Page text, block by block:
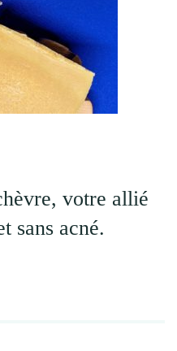
votre allié
sans acné.